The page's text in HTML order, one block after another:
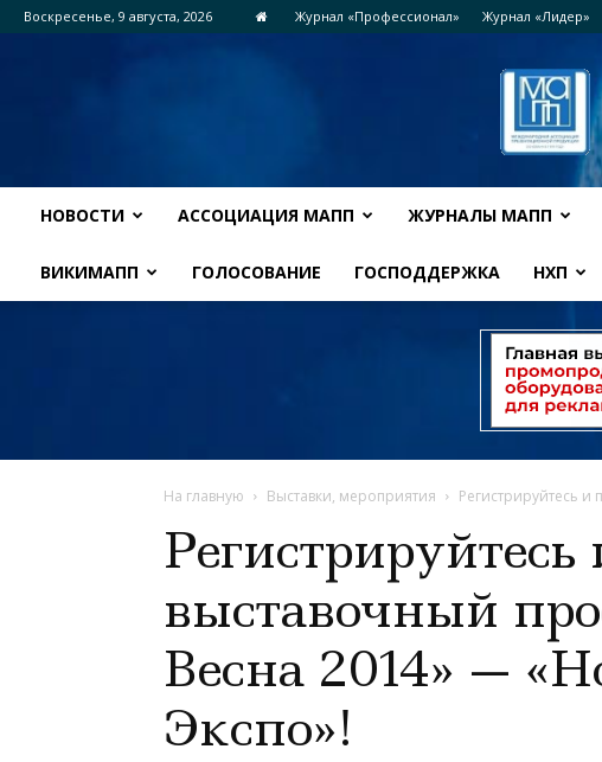
Воскресенье, 9 августа, 2026 Журнал «Профессионал» Журнал «Лидер»
НОВОСТИ АССОЦИАЦИЯ МАПП ЖУРНАЛЫ МАПП
ВИКИМАПП ГОЛОСОВАНИЕ ГОСПОДДЕРЖКА НХП
На главную Выставки, мероприятия Регистрируйтесь
выставочный
Весна 2014» —
Экспо»!